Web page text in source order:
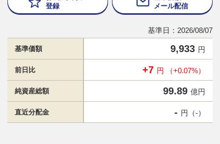
登録
メール配信
基準日：2026/08/07
基準価額 9,933 円
前日比 +7 円 （+0.07%）
純資産総額 99.89 億円
直近分配金 - 円（-）